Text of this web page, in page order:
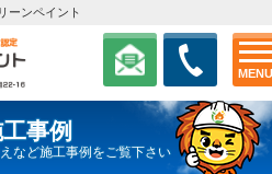
MENU
ーンペイント
事例
など施工事例をご覧下さい